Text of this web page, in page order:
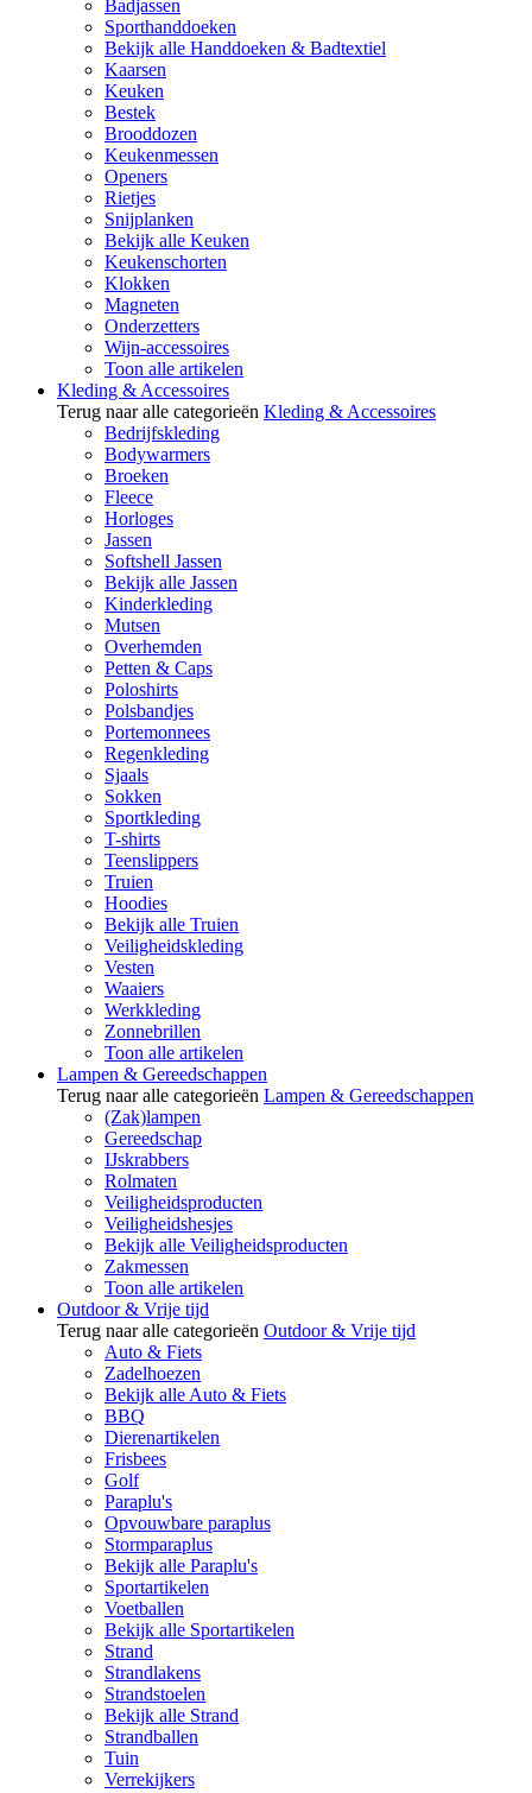
Badjassen
Sporthanddoeken
Bekijk alle Handdoeken & Badtextiel
Kaarsen
Keuken
Bestek
Brooddozen
Keukenmessen
Openers
Rietjes
Snijplanken
Bekijk alle Keuken
Keukenschorten
Klokken
Magneten
Onderzetters
Wijn-accessoires
Toon alle artikelen
Kleding & Accessoires
Terug naar alle categorieën Kleding & Accessoires
Bedrijfskleding
Bodywarmers
Broeken
Fleece
Horloges
Jassen
Softshell Jassen
Bekijk alle Jassen
Kinderkleding
Mutsen
Overhemden
Petten & Caps
Poloshirts
Polsbandjes
Portemonnees
Regenkleding
Sjaals
Sokken
Sportkleding
T-shirts
Teenslippers
Truien
Hoodies
Bekijk alle Truien
Veiligheidskleding
Vesten
Waaiers
Werkkleding
Zonnebrillen
Toon alle artikelen
Lampen & Gereedschappen
Terug naar alle categorieën Lampen & Gereedschappen
(Zak)lampen
Gereedschap
IJskrabbers
Rolmaten
Veiligheidsproducten
Veiligheidshesjes
Bekijk alle Veiligheidsproducten
Zakmessen
Toon alle artikelen
Outdoor & Vrije tijd
Terug naar alle categorieën Outdoor & Vrije tijd
Auto & Fiets
Zadelhoezen
Bekijk alle Auto & Fiets
BBQ
Dierenartikelen
Frisbees
Golf
Paraplu's
Opvouwbare paraplus
Stormparaplus
Bekijk alle Paraplu's
Sportartikelen
Voetballen
Bekijk alle Sportartikelen
Strand
Strandlakens
Strandstoelen
Bekijk alle Strand
Strandballen
Tuin
Verrekijkers